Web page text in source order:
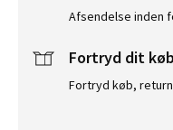
Afsendelse inden
Fortryd dit køb
Fortryd køb,